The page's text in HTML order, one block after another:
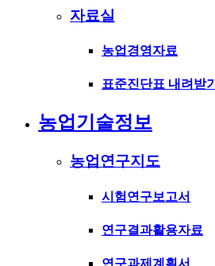
자료실
농업경영자료
표준진단표 내려받기
농업기술정보
농업연구지도
시험연구보고서
연구결과활용자료
연구과제계획서